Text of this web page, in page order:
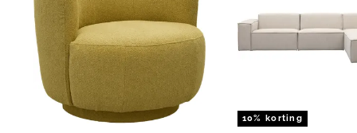
10% korting